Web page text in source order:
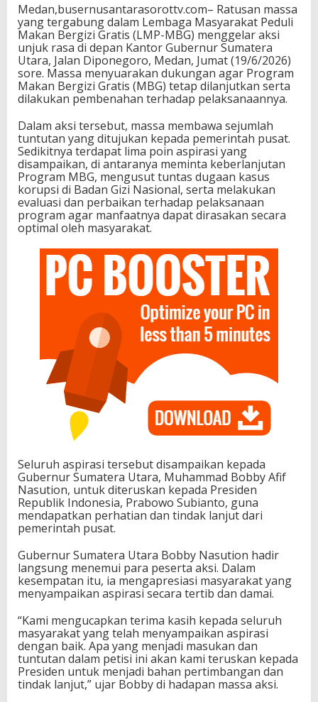
Medan,busernusantarasorottv.com– Ratusan massa
yang tergabung dalam Lembaga Masyarakat Peduli
Makan Bergizi Gratis (LMP-MBG) menggelar aksi
unjuk rasa di depan Kantor Gubernur Sumatera
Utara, Jalan Diponegoro, Medan, Jumat (19/6/2026)
sore. Massa menyuarakan dukungan agar Program
Makan Bergizi Gratis (MBG) tetap dilanjutkan serta
dilakukan pembenahan terhadap pelaksanaannya.
Dalam aksi tersebut, massa membawa sejumlah
tuntutan yang ditujukan kepada pemerintah pusat.
Sedikitnya terdapat lima poin aspirasi yang
disampaikan, di antaranya meminta keberlanjutan
Program MBG, mengusut tuntas dugaan kasus
korupsi di Badan Gizi Nasional, serta melakukan
evaluasi dan perbaikan terhadap pelaksanaan
program agar manfaatnya dapat dirasakan secara
optimal oleh masyarakat.
Seluruh aspirasi tersebut disampaikan kepada
Gubernur Sumatera Utara, Muhammad Bobby Afif
Nasution, untuk diteruskan kepada Presiden
Republik Indonesia, Prabowo Subianto, guna
mendapatkan perhatian dan tindak lanjut dari
pemerintah pusat.
Gubernur Sumatera Utara Bobby Nasution hadir
langsung menemui para peserta aksi. Dalam
kesempatan itu, ia mengapresiasi masyarakat yang
menyampaikan aspirasi secara tertib dan damai.
“Kami mengucapkan terima kasih kepada seluruh
masyarakat yang telah menyampaikan aspirasi
dengan baik. Apa yang menjadi masukan dan
tuntutan dalam petisi ini akan kami teruskan kepada
Presiden untuk menjadi bahan pertimbangan dan
tindak lanjut,” ujar Bobby di hadapan massa aksi.